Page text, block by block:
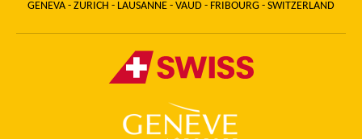
GENEVA - ZURICH - LAUSANNE - VAUD - FRIBOURG - SWITZERLAND